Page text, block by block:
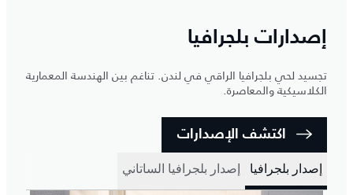
إصدارات بلجرافيا
تجسيد لحي بلجرافيا الراقي في لندن. تناغم بين الهندسة المعمارية
الكلاسيكية والمعاصرة.
اكتشف الإصدارات
إصدار بلجرافيا إصدار بلجرافيا الساتاني